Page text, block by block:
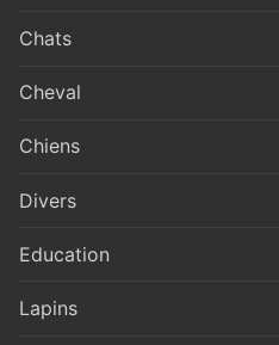
Chats
Cheval
Chiens
Divers
Education
Lapins